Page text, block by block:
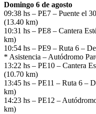
Domingo 6 de agosto
09:38 hs – PE7 – Puente el
(13.40 km)
10:31 hs – PE8 – Cantera
km)
10:54 hs – PE9 – Ruta 6 –
* Asistencia – Autódromo
13:22 hs – PE10 – Cantera
(10.70 km)
13:45 hs – PE11 – Ruta 6 –
km)
14:23 hs – PE12 –
km)